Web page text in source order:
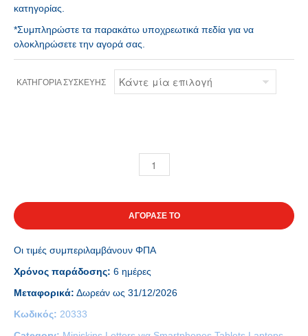
κατηγορίας.
*Συμπληρώστε τα παρακάτω υποχρεωτικά πεδία για να
ολοκληρώσετε την αγορά σας.
ΚΑΤΗΓΟΡΊΑ ΣΥΣΚΕΥΉΣ
ΑΓΟΡΑΣΕ ΤΟ
Οι τιμές συμπεριλαμβάνουν ΦΠΑ
Χρόνος παράδοσης: 6 ημέρες
Μεταφορικά: Δωρεάν ως 31/12/2026
Κωδικός: 20333